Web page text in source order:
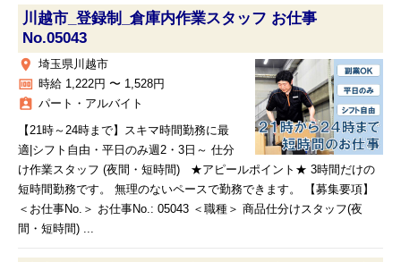
川越市_登録制_倉庫内作業スタッフ お仕事
No.05043
place 埼玉県川越市
money 時給 1,222円 〜 1,528円
assignment_ind パート・アルバイト
【21時～24時まで】スキマ時間勤務に最
適|シフト自由・平日のみ週2・3日～ 仕分
け作業スタッフ (夜間・短時間) ★アピールポイント★ 3時間だけの
短時間勤務です。 無理のないペースで勤務できます。 【募集要項】
＜お仕事No.＞ お仕事No.: 05043 ＜職種＞ 商品仕分けスタッフ(夜
間・短時間) ...